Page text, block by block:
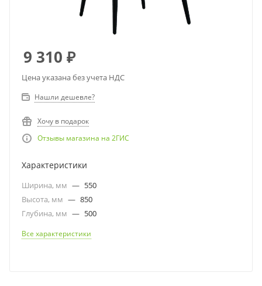
9 310 ₽
Цена указана без учета НДС
Нашли дешевле?
Хочу в подарок
Отзывы магазина на 2ГИС
Характеристики
Ширина, мм — 550
Высота, мм — 850
Глубина, мм — 500
Все характеристики